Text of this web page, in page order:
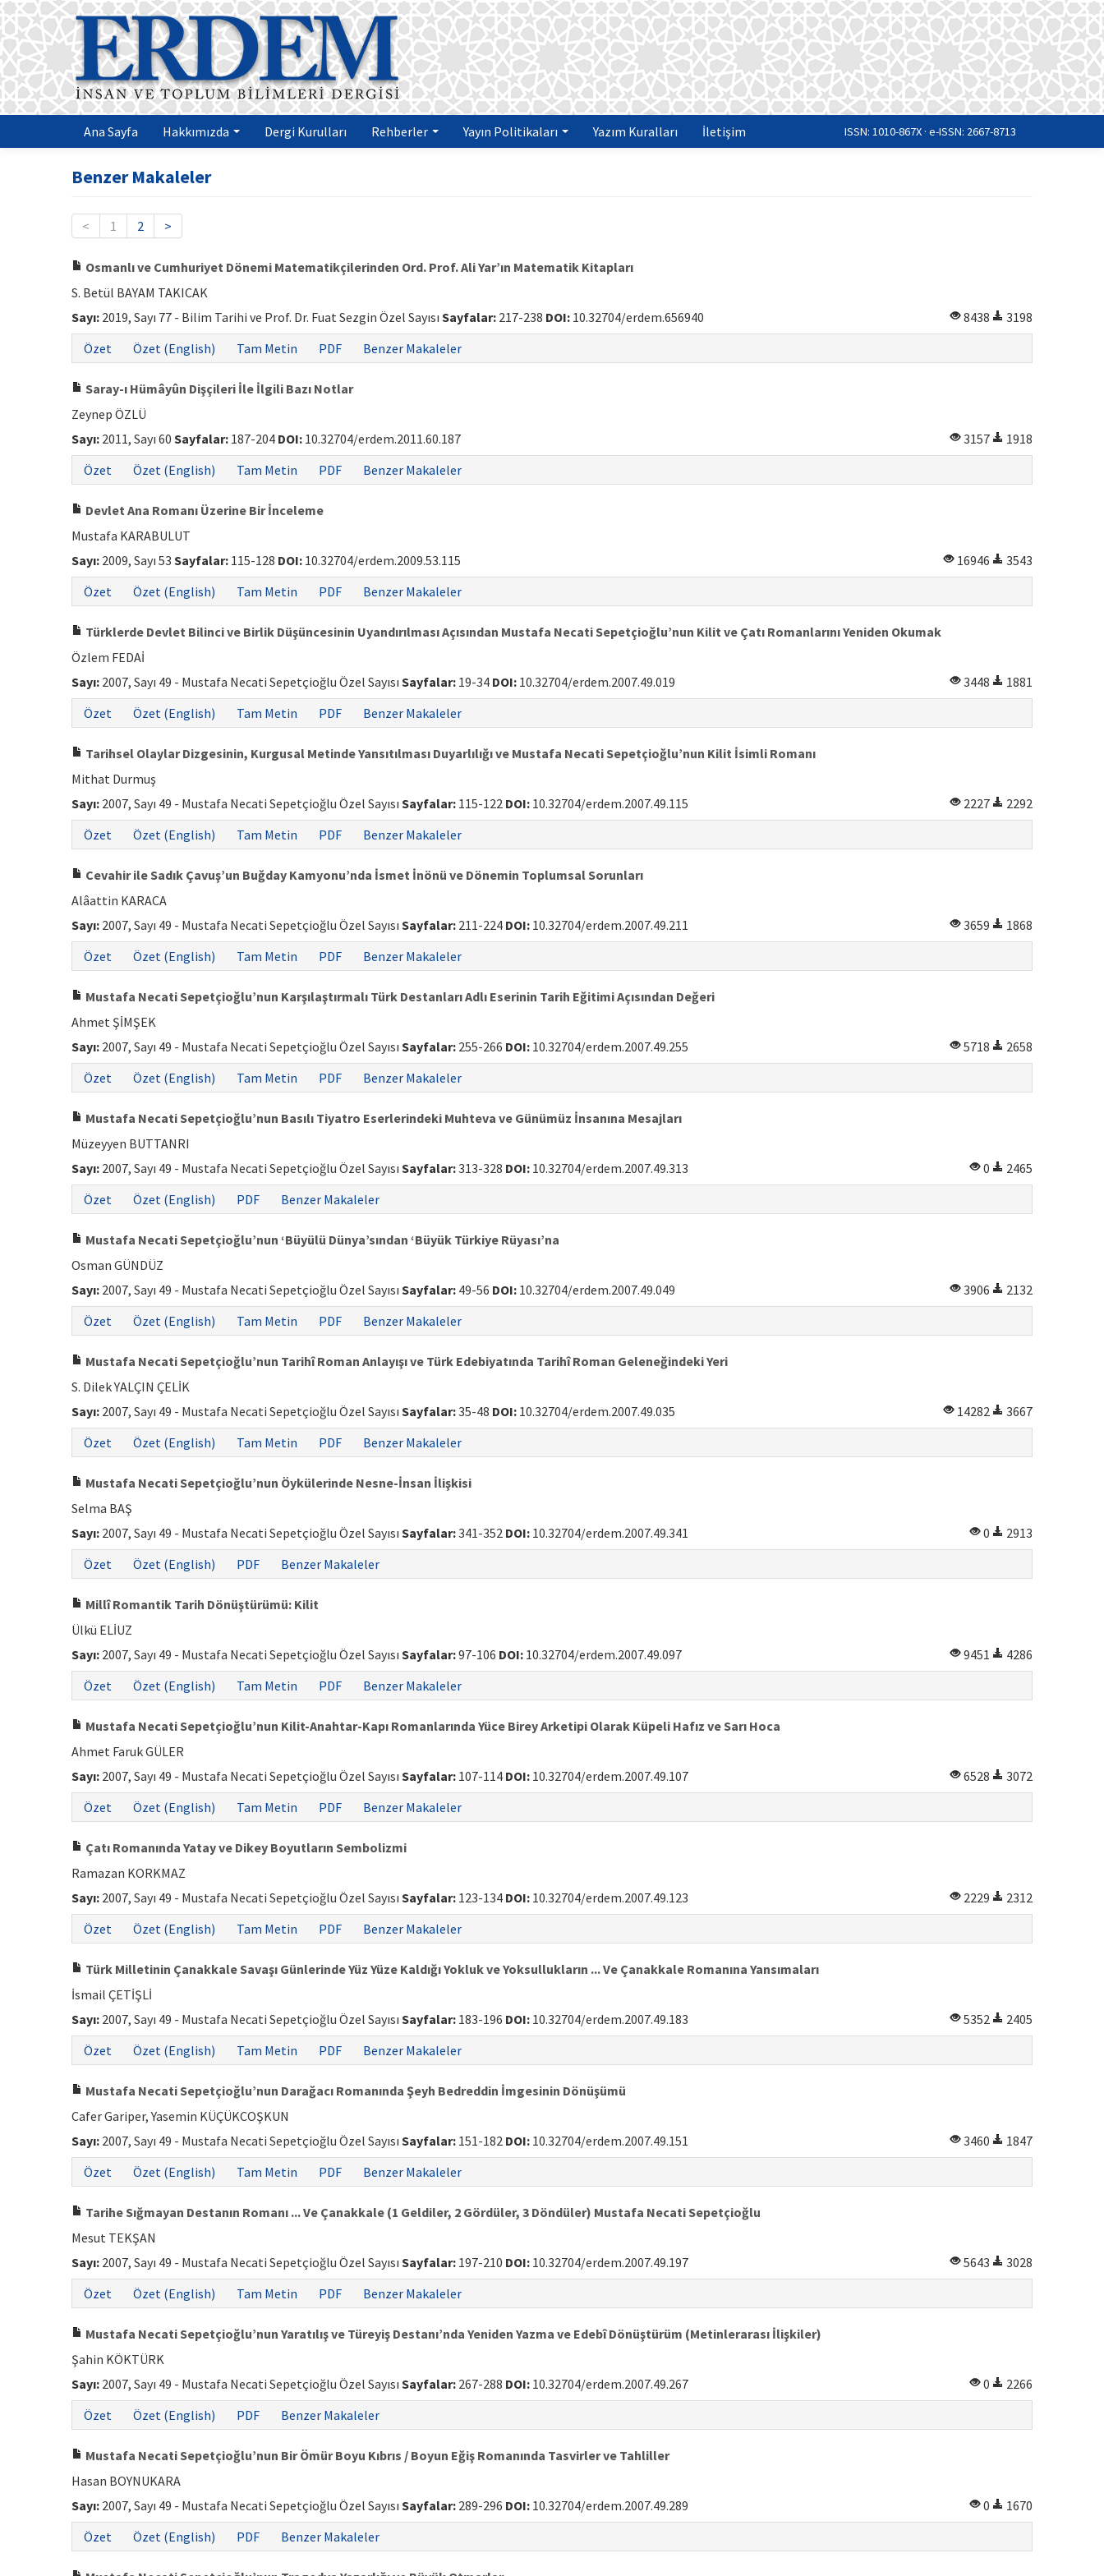
Ana Sayfa Hakkımızda Dergi Kurulları Rehberler Yayın Politikaları Yazım Kuralları İletişim ISSN: 1010-867X · e-ISSN: 2667-8713
Benzer Makaleler
< 1 2 >
Osmanlı ve Cumhuriyet Dönemi Matematikçilerinden Ord. Prof. Ali Yar’ın Matematik Kitapları
S. Betül BAYAM TAKICAK
Sayı: 2019, Sayı 77 - Bilim Tarihi ve Prof. Dr. Fuat Sezgin Özel Sayısı Sayfalar: 217-238 DOI: 10.32704/erdem.656940 8438
3198
Özet
Özet (English) Tam Metin PDF Benzer Makaleler
Saray-ı Hümâyûn Dişçileri İle İlgili Bazı Notlar
Zeynep ÖZLÜ
Sayı: 2011, Sayı 60 Sayfalar: 187-204 DOI: 10.32704/erdem.2011.60.187 3157
1918
Özet
Özet (English) Tam Metin PDF Benzer Makaleler
Devlet Ana Romanı Üzerine Bir İnceleme
Mustafa KARABULUT
Sayı: 2009, Sayı 53 Sayfalar: 115-128 DOI: 10.32704/erdem.2009.53.115 16946
3543
Özet
Özet (English) Tam Metin PDF Benzer Makaleler
Türklerde Devlet Bilinci ve Birlik Düşüncesinin Uyandırılması Açısından Mustafa Necati Sepetçioğlu’nun Kilit ve Çatı Romanlarını Yeniden Okumak
Özlem FEDAİ
Sayı: 2007, Sayı 49 - Mustafa Necati Sepetçioğlu Özel Sayısı Sayfalar: 19-34 DOI: 10.32704/erdem.2007.49.019 3448
1881
Özet
Özet (English) Tam Metin PDF Benzer Makaleler
Tarihsel Olaylar Dizgesinin, Kurgusal Metinde Yansıtılması Duyarlılığı ve Mustafa Necati Sepetçioğlu’nun Kilit İsimli Romanı
Mithat Durmuş
Sayı: 2007, Sayı 49 - Mustafa Necati Sepetçioğlu Özel Sayısı Sayfalar: 115-122 DOI: 10.32704/erdem.2007.49.115 2227
2292
Özet
Özet (English) Tam Metin PDF Benzer Makaleler
Cevahir ile Sadık Çavuş’un Buğday Kamyonu’nda İsmet İnönü ve Dönemin Toplumsal Sorunları
Alâattin KARACA
Sayı: 2007, Sayı 49 - Mustafa Necati Sepetçioğlu Özel Sayısı Sayfalar: 211-224 DOI: 10.32704/erdem.2007.49.211 3659
1868
Özet
Özet (English) Tam Metin PDF Benzer Makaleler
Mustafa Necati Sepetçioğlu’nun Karşılaştırmalı Türk Destanları Adlı Eserinin Tarih Eğitimi Açısından Değeri
Ahmet ŞİMŞEK
Sayı: 2007, Sayı 49 - Mustafa Necati Sepetçioğlu Özel Sayısı Sayfalar: 255-266 DOI: 10.32704/erdem.2007.49.255 5718
2658
Özet
Özet (English) Tam Metin PDF Benzer Makaleler
Mustafa Necati Sepetçioğlu’nun Basılı Tiyatro Eserlerindeki Muhteva ve Günümüz İnsanına Mesajları
Müzeyyen BUTTANRI
Sayı: 2007, Sayı 49 - Mustafa Necati Sepetçioğlu Özel Sayısı Sayfalar:313-328 DOI: 10.32704/erdem.2007.49.313 0
2465
Özet
Özet (English) PDF Benzer Makaleler
Mustafa Necati Sepetçioğlu’nun ‘Büyülü Dünya’sından ‘Büyük Türkiye Rüyası’na
Osman GÜNDÜZ
Sayı: 2007, Sayı 49 - Mustafa Necati Sepetçioğlu Özel Sayısı Sayfalar: 49-56 DOI: 10.32704/erdem.2007.49.049 3906
2132
Özet
Özet (English) Tam Metin PDF Benzer Makaleler
Mustafa Necati Sepetçioğlu’nun Tarihî Roman Anlayışı ve Türk Edebiyatında Tarihî Roman Geleneğindeki Yeri
S. Dilek YALÇIN ÇELİK
Sayı: 2007, Sayı 49 - Mustafa Necati Sepetçioğlu Özel Sayısı Sayfalar:35-48 DOI: 10.32704/erdem.2007.49.035 14282
3667
Özet
Özet (English) Tam Metin PDF Benzer Makaleler
Mustafa Necati Sepetçioğlu’nun Öykülerinde Nesne-İnsan İlişkisi
Selma BAŞ
Sayı: 2007, Sayı 49 - Mustafa Necati Sepetçioğlu Özel Sayısı Sayfalar:341-352 DOI: 10.32704/erdem.2007.49.341 0
2913
Özet
Özet (English) PDF Benzer Makaleler
Millî Romantik Tarih Dönüştürümü: Kilit
Ülkü ELİUZ
Sayı: 2007, Sayı 49 - Mustafa Necati Sepetçioğlu Özel Sayısı Sayfalar:97-106 DOI: 10.32704/erdem.2007.49.097 9451
4286
Özet
Özet (English) Tam Metin PDF Benzer Makaleler
Mustafa Necati Sepetçioğlu’nun Kilit-Anahtar-Kapı Romanlarında Yüce Birey Arketipi Olarak Küpeli Hafız ve Sarı Hoca
Ahmet Faruk GÜLER
Sayı: 2007, Sayı 49 - Mustafa Necati Sepetçioğlu Özel Sayısı Sayfalar: 107-114 DOI: 10.32704/erdem.2007.49.107 6528
3072
Özet
Özet (English) Tam Metin PDF Benzer Makaleler
Çatı Romanında Yatay ve Dikey Boyutların Sembolizmi
Ramazan KORKMAZ
Sayı: 2007, Sayı 49 - Mustafa Necati Sepetçioğlu Özel Sayısı Sayfalar: 123-134 DOI: 10.32704/erdem.2007.49.123 2229
2312
Özet
Özet (English) Tam Metin PDF Benzer Makaleler
Türk Milletinin Çanakkale Savaşı Günlerinde Yüz Yüze Kaldığı Yokluk ve Yoksullukların ... Ve Çanakkale Romanına Yansımaları
İsmail ÇETİŞLİ
Sayı: 2007, Sayı 49 - Mustafa Necati Sepetçioğlu Özel Sayısı Sayfalar: 183-196 DOI: 10.32704/erdem.2007.49.183 5352
2405
Özet
Özet (English) Tam Metin PDF Benzer Makaleler
Mustafa Necati Sepetçioğlu’nun Darağacı Romanında Şeyh Bedreddin İmgesinin Dönüşümü
Cafer Gariper, Yasemin KÜÇÜKCOŞKUN
Sayı: 2007, Sayı 49 - Mustafa Necati Sepetçioğlu Özel Sayısı Sayfalar: 151-182 DOI: 10.32704/erdem.2007.49.151 3460
1847
Özet
Özet (English) Tam Metin PDF Benzer Makaleler
Tarihe Sığmayan Destanın Romanı ... Ve Çanakkale (1 Geldiler, 2 Gördüler, 3 Döndüler) Mustafa Necati Sepetçioğlu
Mesut TEKŞAN
Sayı: 2007, Sayı 49 - Mustafa Necati Sepetçioğlu Özel Sayısı Sayfalar: 197-210 DOI: 10.32704/erdem.2007.49.197 5643
3028
Özet
Özet (English) Tam Metin PDF Benzer Makaleler
Mustafa Necati Sepetçioğlu’nun Yaratılış ve Türeyiş Destanı’nda Yeniden Yazma ve Edebî Dönüştürüm (Metinlerarası İlişkiler)
Şahin KÖKTÜRK
Sayı: 2007, Sayı 49 - Mustafa Necati Sepetçioğlu Özel Sayısı Sayfalar: 267-288 DOI: 10.32704/erdem.2007.49.267 0
2266
Özet
Özet (English) PDF Benzer Makaleler
Mustafa Necati Sepetçioğlu’nun Bir Ömür Boyu Kıbrıs / Boyun Eğiş Romanında Tasvirler ve Tahliller
Hasan BOYNUKARA
Sayı: 2007, Sayı 49 - Mustafa Necati Sepetçioğlu Özel Sayısı Sayfalar: 289-296 DOI: 10.32704/erdem.2007.49.289 0
1670
Özet
Özet (English) PDF Benzer Makaleler